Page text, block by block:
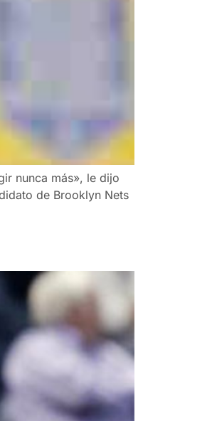
nunca más», le dijo
de Brooklyn Nets